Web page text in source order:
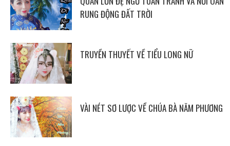
RUNG ĐỘNG ĐẤT TRỜI
TRUYỀN THUYẾT VỀ TIỂU LONG NỮ
VÀI NÉT SƠ LƯỢC VỀ CHÚA BÀ NĂM PHƯƠNG